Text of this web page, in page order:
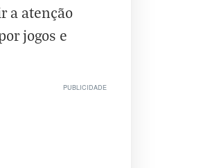
a atenção
jogos e